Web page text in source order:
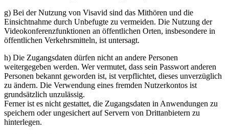
g) Bei der Nutzung von Visavid sind das Mithören und die
Einsichtnahme durch Unbefugte zu vermeiden. Die Nutzung der
Videokonferenzfunktionen an öffentlichen Orten, insbesondere in
öffentlichen Verkehrsmitteln, ist untersagt.
h) Die Zugangsdaten dürfen nicht an andere Personen
weitergegeben werden. Wer vermutet, dass sein Passwort anderen
Personen bekannt geworden ist, ist verpflichtet, dieses unverzüglich
zu ändern. Die Verwendung eines fremden Nutzerkontos ist
grundsätzlich unzulässig.
Ferner ist es nicht gestattet, die Zugangsdaten in Anwendungen zu
speichern oder ungesichert auf Servern von Drittanbietern zu
hinterlegen.